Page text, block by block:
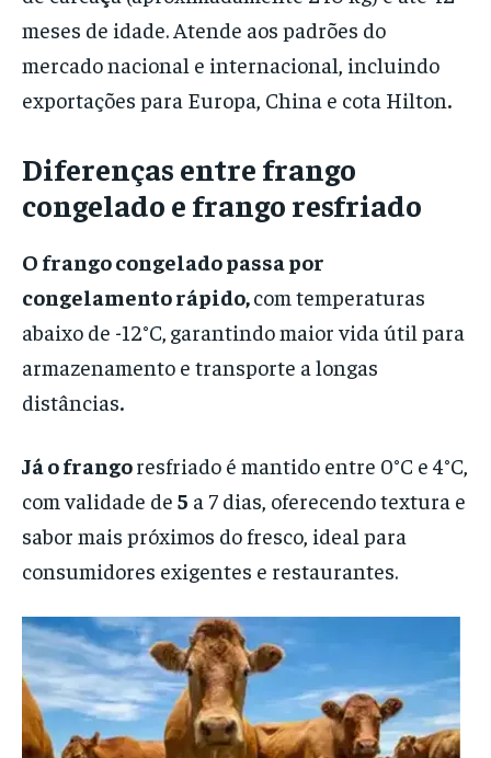
meses de idade. Atende aos padrões do
mercado nacional e internacional, incluindo
exportações para Europa, China e cota Hilton.
Diferenças entre frango
congelado e frango resfriado
O frango congelado passa por
congelamento rápido,com temperaturas
abaixo de -12°C, garantindo maior vida útil para
armazenamento e transporte a longas
distâncias.
Já o frangoresfriado é mantido entre 0°C e 4°C,
com validade de 5 a 7 dias, oferecendo textura e
sabor mais próximos do fresco, ideal para
consumidores exigentes e restaurantes.